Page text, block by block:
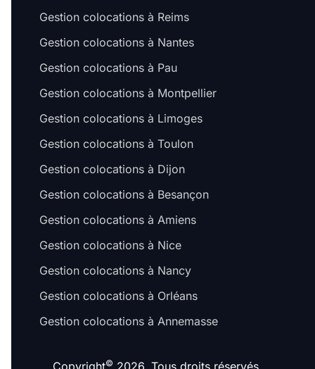
Gestion colocations à Reims
Gestion colocations à Nantes
Gestion colocations à Pau
Gestion colocations à Montpellier
Gestion colocations à Limoges
Gestion colocations à Toulon
Gestion colocations à Dijon
Gestion colocations à Besançon
Gestion colocations à Amiens
Gestion colocations à Nice
Gestion colocations à Nancy
Gestion colocations à Orléans
Gestion colocations à Annemasse
©